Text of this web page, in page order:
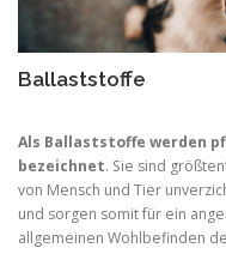
Ballaststoffe
Als Ballaststoffe werden
bezeichnet. Sie sind
von Mensch und Tier
und sorgen somit für ein
allgemeinen Wohlbefinden